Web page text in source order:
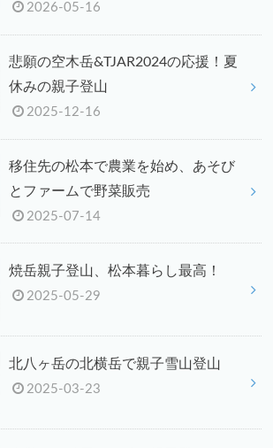
2026-05-16
悲願の空木岳&TJAR2024の応援！夏
休みの親子登山
2025-12-16
移住先の松本で農業を始め、あそび
とファームで野菜販売
2025-07-14
焼岳親子登山、松本暮らし最高！
2025-05-29
北八ヶ岳の北横岳で親子雪山登山
2025-03-23